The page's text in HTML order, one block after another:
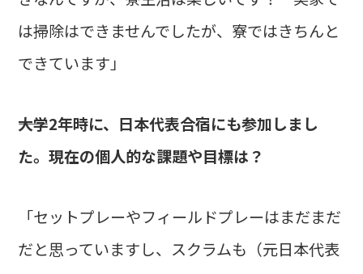
は掃除はできませんでしたが、寮ではきちんと
できています」
――大学2年時に、日本代表合宿にも参加しまし
た。現在の個人的な課題や目標は？
「セットプレーやフィールドプレーはまだまだ
だと思っていますし、スクラムも（元日本代表